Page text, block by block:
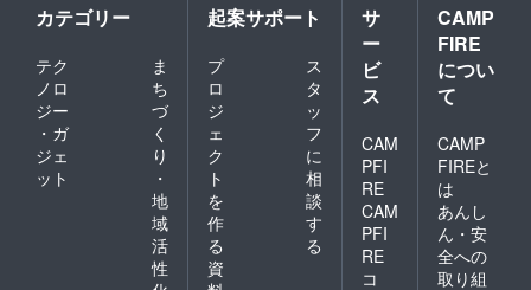
カテゴリー
テク
ノロ
ジー
・ガ
ジェ
ット
ま
ち
づ
く
り
・
地
域
活
性
起案サポート
プ
ロ
ジ
ェ
ク
ト
を
作
る
ス
タ
ッ
フ
に
相
談
す
る
資
サ
ー
ビ
ス
CAM
PFI
RE
CAM
PFI
RE
コ
CAMP
FIRE
につい
て
CAMP
FIREと
は
あんし
ん・安
全への
取り組